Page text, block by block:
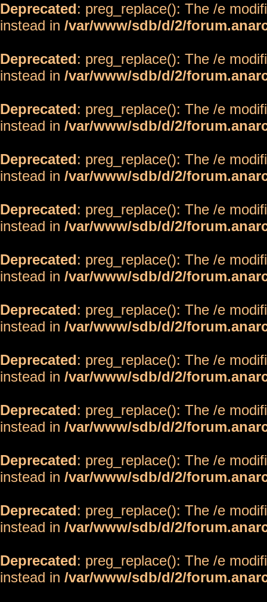
Deprecated: preg_replace(): The /e
instead in /var/www/sdb/d/2/
Deprecated: preg_replace(): The /e
instead in /var/www/sdb/d/2/
Deprecated: preg_replace(): The /e
instead in /var/www/sdb/d/2/
Deprecated: preg_replace(): The /e
instead in /var/www/sdb/d/2/
Deprecated: preg_replace(): The /e
instead in /var/www/sdb/d/2/
Deprecated: preg_replace(): The /e
instead in /var/www/sdb/d/2/
Deprecated: preg_replace(): The /e
instead in /var/www/sdb/d/2/
Deprecated: preg_replace(): The /e
instead in /var/www/sdb/d/2/
Deprecated: preg_replace(): The /e
instead in /var/www/sdb/d/2/
Deprecated: preg_replace(): The /e
instead in /var/www/sdb/d/2/
Deprecated: preg_replace(): The /e
instead in /var/www/sdb/d/2/
Deprecated: preg_replace(): The /e
instead in /var/www/sdb/d/2/